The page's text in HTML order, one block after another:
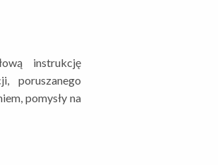
instrukcję
poruszanego
pomysły na